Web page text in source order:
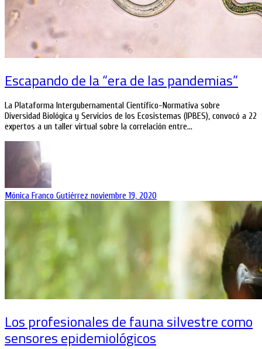
Escapando de la “era de las pandemias”
La Plataforma Intergubernamental Científico-Normativa sobre
Diversidad Biológica y Servicios de los Ecosistemas (IPBES), convocó a 22
expertos a un taller virtual sobre la correlación entre…
Mónica Franco Gutiérrez noviembre 19, 2020
Los profesionales de fauna silvestre como
sensores epidemiológicos